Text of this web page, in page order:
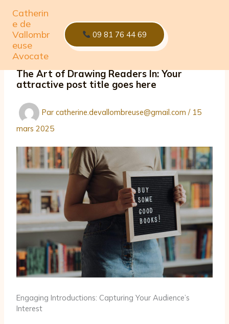
contenu
Catherin
e de
Vallombr
euse
Avocate
09 81 76 44 69
The Art of Drawing Readers In: Your
attractive post title goes here
Par catherine.devallombreuse@gmail.com / 15
mars 2025
Engaging Introductions: Capturing Your Audience’s
Interest